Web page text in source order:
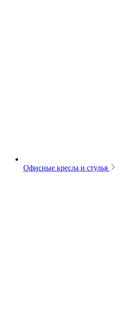
Офисные кресла и стулья